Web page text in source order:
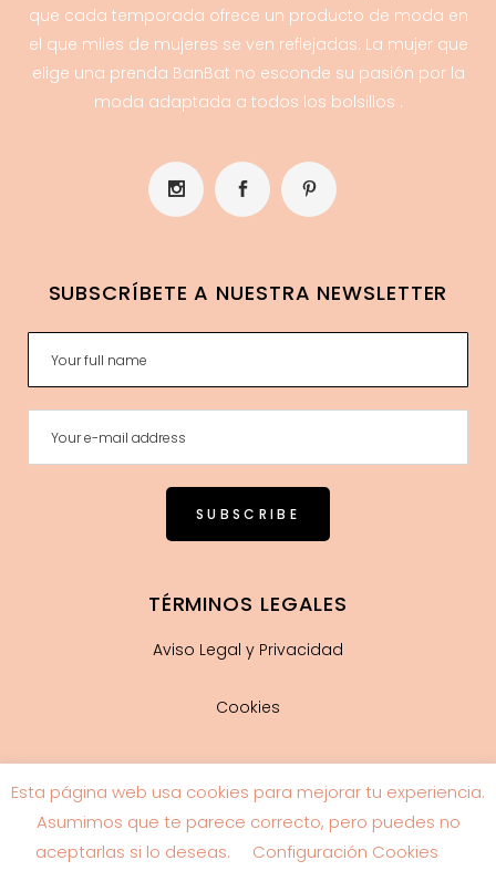
que cada temporada ofrece un producto de moda en
el que miles de mujeres se ven reflejadas. La mujer que
elige una prenda BanBat no esconde su pasión por la
moda adaptada a todos los bolsillos .
SUBSCRÍBETE A NUESTRA NEWSLETTER
TÉRMINOS LEGALES
Aviso Legal y Privacidad
Cookies
Guía de tallas
Esta página web usa cookies para mejorar tu experiencia.
Asumimos que te parece correcto, pero puedes no
aceptarlas si lo deseas.
Configuración Cookies